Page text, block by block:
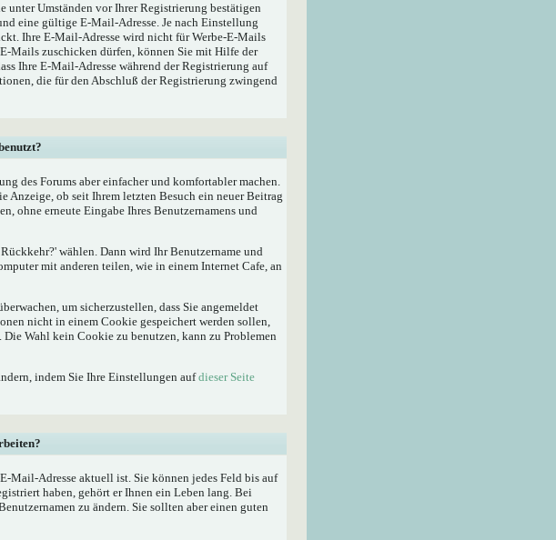
unter Umständen vor Ihrer Registrierung bestätigen
eine gültige E-Mail-Adresse. Je nach Einstellung
Ihre E-Mail-Adresse wird nicht für Werbe-E-Mails
Mails zuschicken dürfen, können Sie mit Hilfe der
Ihre E-Mail-Adresse während der Registrierung auf
die für den Abschluß der Registrierung zwingend
des Forums aber einfacher und komfortabler machen.
Anzeige, ob seit Ihrem letzten Besuch ein neuer Beitrag
ohne erneute Eingabe Ihres Benutzernamens und
wählen. Dann wird Ihr Benutzername und
mit anderen teilen, wie in einem Internet Cafe, an
um sicherzustellen, dass Sie angemeldet
nicht in einem Cookie gespeichert werden sollen,
Wahl kein Cookie zu benutzen, kann zu Problemen
indem Sie Ihre Einstellungen aufdieser Seite
Mail-Adresse aktuell ist. Sie können jedes Feld bis auf
haben, gehört er Ihnen ein Leben lang. Bei
zu ändern. Sie sollten aber einen guten